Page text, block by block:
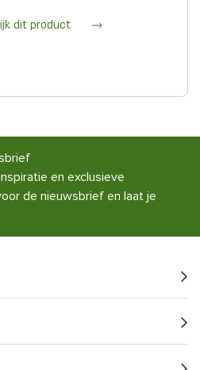
dit product
en exclusieve
de nieuwsbrief en laat je